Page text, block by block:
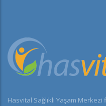
Hasvital Sağlıklı Yaşam